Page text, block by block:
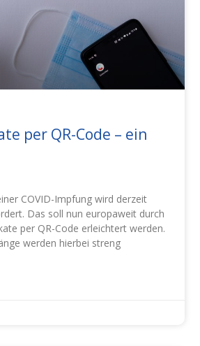
per QR-Code – ein
COVID-Impfung wird derzeit
Das soll nun europaweit durch
per QR-Code erleichtert werden.
werden hierbei streng